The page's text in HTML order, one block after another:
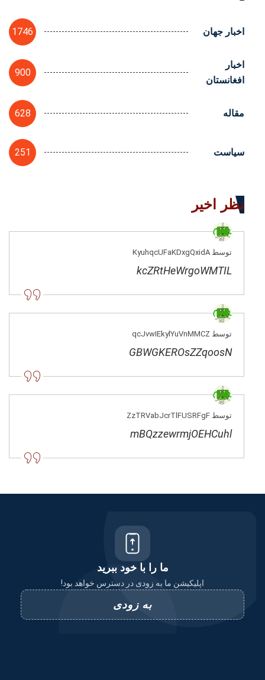
اخبار جهان 1746
اخبار
افغانستان
900
مقاله 628
سیاست 251
نظر اخیر
توسط KyuhqcUFaKDxgQxidA
kcZRtHeWrgoWMTIL
توسط qcJvwIEkylYuVnMMCZ
GBWGKEROsZZqoosN
توسط ZzTRVabJcrTlFUSRFgF
mBQzzewrmjOEHCuhl
ما را با خود ببرید
اپلیکیشن ما به زودی در دسترس خواهد بود!
به زودی